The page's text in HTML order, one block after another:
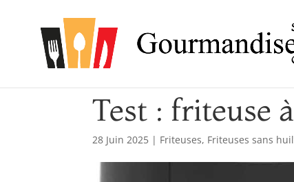
Test : friteuse
28 Juin 2025 | Friteuses, Friteuses sans